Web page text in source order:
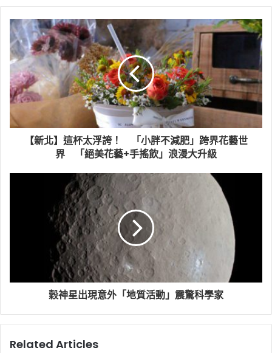
【新北】這杯太浮誇！ 「小胖不減肥」跨界花藝世
界 「絕美花藝+手搖飲」浪漫大升級
穀神星出現意外「地質活動」震驚科學家
Related Articles